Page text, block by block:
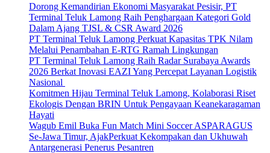
Dorong Kemandirian Ekonomi Masyarakat Pesisir, PT
Terminal Teluk Lamong Raih Penghargaan Kategori Gold
Dalam Ajang TJSL & CSR Award 2026
PT Terminal Teluk Lamong Perkuat Kapasitas TPK Nilam
Melalui Penambahan E-RTG Ramah Lingkungan
PT Terminal Teluk Lamong Raih Radar Surabaya Awards
2026 Berkat Inovasi EAZI Yang Percepat Layanan Logistik
Nasional
Komitmen Hijau Terminal Teluk Lamong, Kolaborasi Riset
Ekologis Dengan BRIN Untuk Pengayaan Keanekaragaman
Hayati
Wagub Emil Buka Fun Match Mini Soccer ASPARAGUS
Se-Jawa Timur, AjakPerkuat Kekompakan dan Ukhuwah
Antargenerasi Penerus Pesantren